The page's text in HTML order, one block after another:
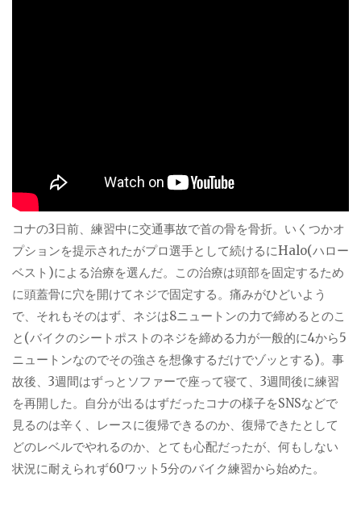
コナの3日前、練習中に交通事故で首の骨を骨折。いくつかオ
プションを提示されたがプロ選手として続けるにHalo(ハロー
ベスト)による治療を選んだ。この治療は頭部を固定するため
に頭蓋骨に穴を開けてネジで固定する。痛みがひどいよう
で、それもそのはず、ネジは8ニュートンの力で締めるとのこ
と(バイクのシートポストのネジを締める力が一般的に4から5
ニュートンなのでその強さを想像するだけでゾッとする)。事
故後、 3週間はずっとソファーで座って寝て、 3週間後に練習
を再開した。自分が出るはずだったコナの様子をSNSなどで
見るのは辛く、レースに復帰できるのか、復帰できたとして
どのレベルでやれるのか、とても心配だったが、何もしない
状況に耐えられず60ワット 5分のバイク練習から始めた。